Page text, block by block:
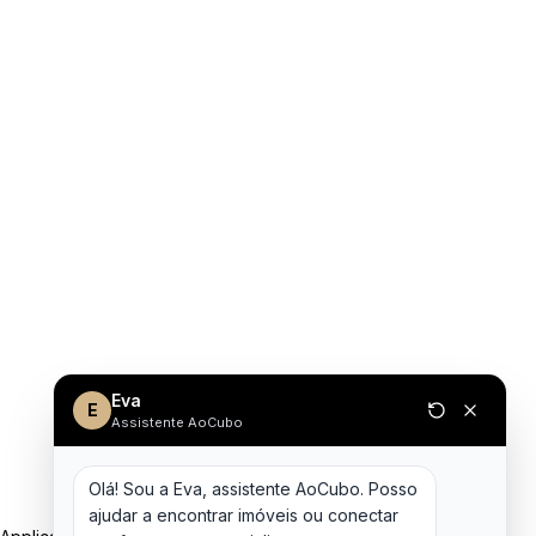
E Eva
Assistente AoCubo
Olá! Sou a Eva, assistente AoCubo. Posso
ajudar a encontrar imóveis ou conectar